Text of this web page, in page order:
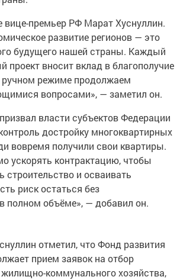
вице-премьер РФ Марат Хуснуллин.
развитие регионов — это
будущего нашей страны. Каждый
проект вносит вклад в благополучие
режиме продолжаем
вопросами», — заметил он.
власти субъектов Федерации
достройку многоквартирных
вовремя получили свои квартиры.
ускорять контрактацию, чтобы
строительство и осваивать
риск остаться без
полном объёме», — добавил он.
отметил, что Фонд развития
прием заявок на отбор
коммунального хозяйства,